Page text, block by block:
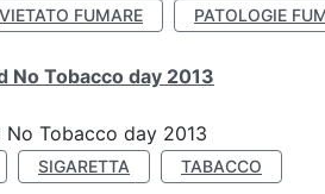
VIETATO FUMARE PATOLOGIE
No Tobacco day 2013
No Tobacco day 2013
SIGARETTA TABACCO